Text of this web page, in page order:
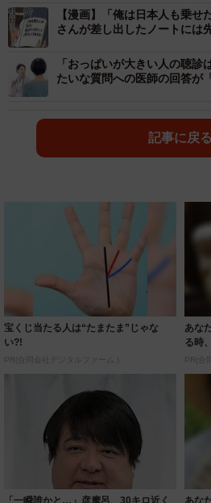
【漫画】「俺は日本人も乗
さんが差し出したノートには
「おっぱいが大きい人の聴
たいな質問への医師の回答が
記事に戻る
宝くじ当たる人は“たまたま”じゃな
い?!
PR(合同会社デジタルファーム )
あな
る時
PR(合
「一瞬誰かと…」彦摩呂、30キロ近く
あな